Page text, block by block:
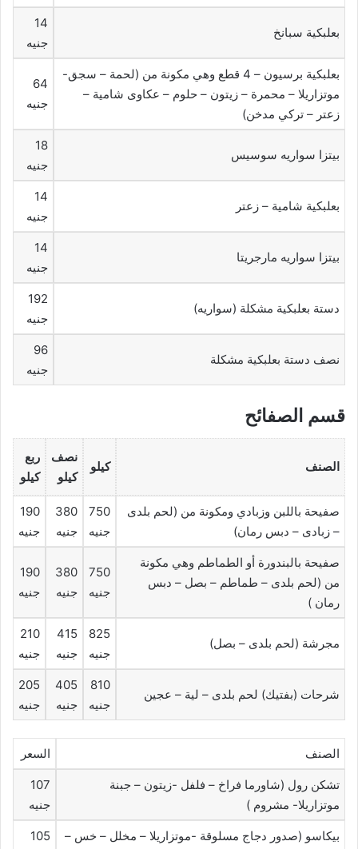
بعلبكية سبانخ
14
جنيه
بعلبكية برسيون – 4 قطع وهي مكونة من (لحمة – سجق-
موتزاريلا – محمرة – زيتون – حلوم – عكاوى شامية –
زعتر – تركي مدخن)
64
جنيه
بيتزا سواريه سوسيس
18
جنيه
بعلبكية شامية – زعتر
14
جنيه
بيتزا سواريه مارجريتا
14
جنيه
دستة بعلبكية مشكلة (سواريه)
192
جنيه
نصف دستة بعلبكية مشكلة
96
جنيه
قسم الصفائح
الصنف كيلو
نصف
كيلو
ربع
كيلو
صفيحة باللبن وزبادي ومكونة من (لحم بلدى
– زبادى – دبس رمان)
750
جنيه
380
جنيه
190
جنيه
صفيحة بالبندورة أو الطماطم وهي مكونة
من (لحم بلدى – طماطم – بصل – دبس
رمان )
750
جنيه
380
جنيه
190
جنيه
مجرشة (لحم بلدى – بصل)
825
جنيه
415
جنيه
210
جنيه
شرحات (بفتيك) لحم بلدى – لية – عجين
810
جنيه
405
جنيه
205
جنيه
الصنف السعر
تشكن رول (شاورما فراخ – فلفل -زيتون – جبنة
موتزاريلا- مشروم )
107
جنيه
بيكاسو (صدور دجاج مسلوقة -موتزاريلا – مخلل – خس –
105